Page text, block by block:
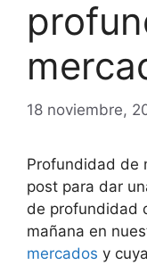
18 noviembre,
Profundidad de
post para dar
de profundidad
mañana en
mercados y